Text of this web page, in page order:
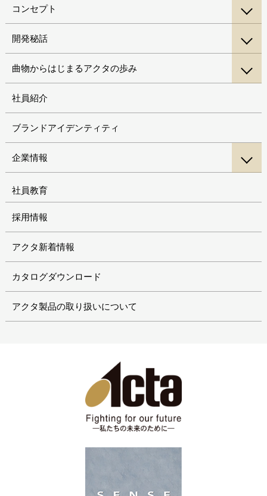
コンセプト
開発秘話
曲物からはじまるアクタの歩み
社員紹介
ブランドアイデンティティ
企業情報
社員教育
採用情報
アクタ新着情報
カタログダウンロード
アクタ製品の取り扱いについて